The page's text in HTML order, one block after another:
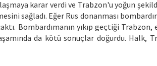
karar verdi ve Trabzon'u yoğun
sağladı. Eğer Rus donanması
Bombardımanın yıkıp geçtiği Trabzon,
da kötü sonuçlar doğurdu. Halk,